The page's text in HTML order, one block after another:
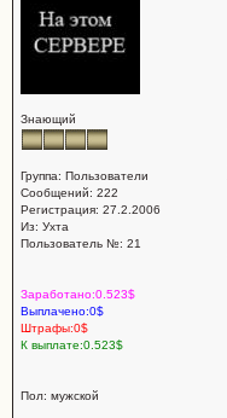
Знающий
Группа: Пользователи
Сообщений: 222
Регистрация: 27.2.2006
Из: Ухта
Пользователь №: 21
Заработано:0.523$
Выплачено:0$
Штрафы:0$
К выплате:0.523$
Пол: мужской